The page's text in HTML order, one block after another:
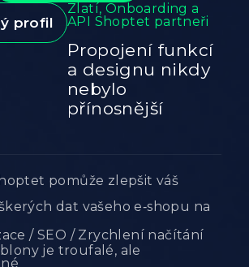
profil
Zlatí, Onboarding a
API Shoptet partneři
Propojení funkcí
a designu nikdy
nebylo
přínosnější
pomůže zlepšit váš
dat vašeho e‑shopu na
/ SEO / Zrychlení načítání
je troufalé, ale